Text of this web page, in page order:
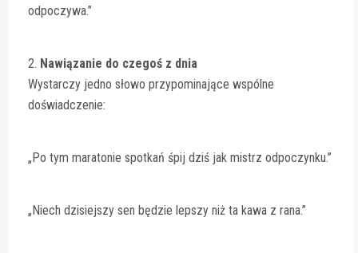
odpoczywa.”
2. Nawiązanie do czegoś z dnia
Wystarczy jedno słowo przypominające wspólne
doświadczenie:
„Po tym maratonie spotkań śpij dziś jak mistrz odpoczynku.”
„Niech dzisiejszy sen będzie lepszy niż ta kawa z rana.”